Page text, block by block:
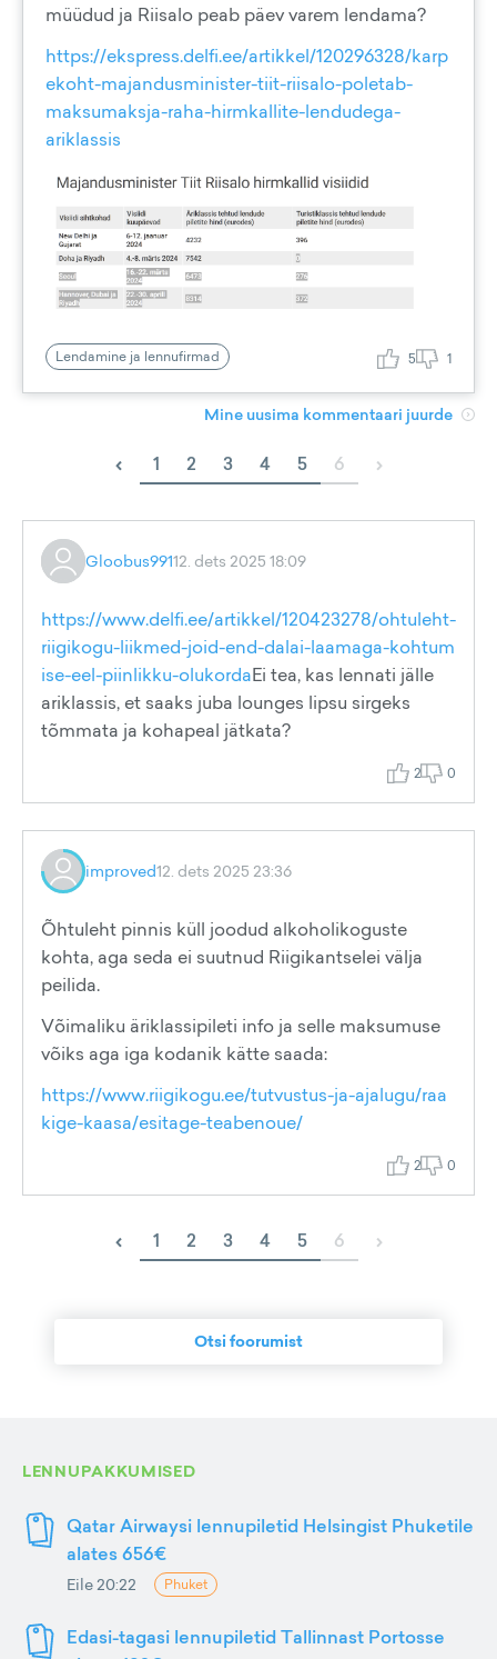
müüdud ja Riisalo peab päev varem lendama?
https://ekspress.delfi.ee/artikkel/120296328/karp
ekoht-majandusminister-tiit-riisalo-poletab-
maksumaksja-raha-hirmkallite-lendudega-
ariklassis
Lendamine ja lennufirmad 5 1
Mine uusima kommentaari juurde
‹ 1 2 3 4 5 6 ›
Gloobus99112. dets 2025 18:09
https://www.delfi.ee/artikkel/120423278/ohtuleht-
riigikogu-liikmed-joid-end-dalai-laamaga-kohtum
ise-eel-piinlikku-olukordaEi tea, kas lennati jälle
ariklassis, et saaks juba lounges lipsu sirgeks
tõmmata ja kohapeal jätkata?
2 0
improved12. dets 2025 23:36
Õhtuleht pinnis küll joodud alkoholikoguste
kohta, aga seda ei suutnud Riigikantselei välja
peilida.
Võimaliku äriklassipileti info ja selle maksumuse
võiks aga iga kodanik kätte saada:
https://www.riigikogu.ee/tutvustus-ja-ajalugu/raa
kige-kaasa/esitage-teabenoue/
2 0
‹ 1 2 3 4 5 6 ›
Otsi foorumist
LENNUPAKKUMISED
Qatar Airwaysi lennupiletid Helsingist Phuketile
alates 656€
Eile 20:22 Phuket
Edasi-tagasi lennupiletid Tallinnast Portosse